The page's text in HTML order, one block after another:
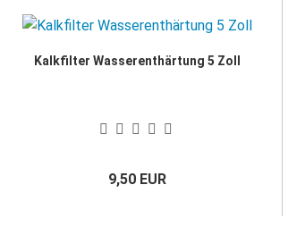
Kalkfilter Wasserenthärtung 5 Zoll
9,50 EUR